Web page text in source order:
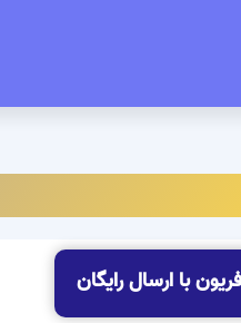
با ارسال رایگان